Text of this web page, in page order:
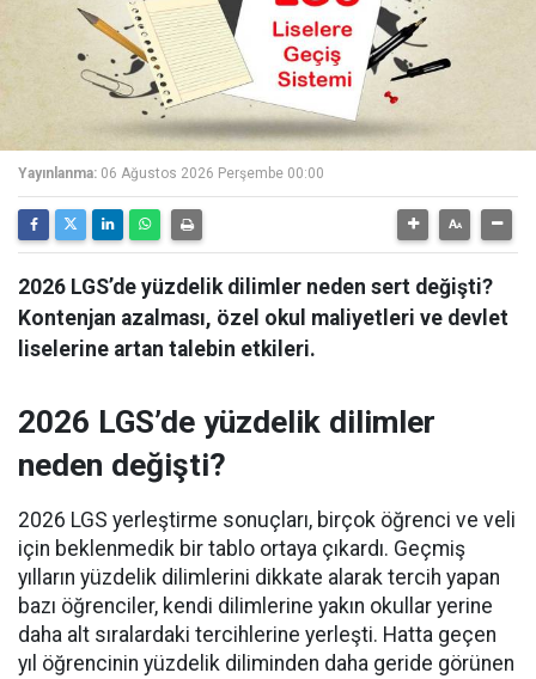
Yayınlanma: 06 Ağustos 2026 Perşembe 00:00
2026 LGS’de yüzdelik dilimler neden sert değişti?
Kontenjan azalması, özel okul maliyetleri ve devlet
liselerine artan talebin etkileri.
2026 LGS’de yüzdelik dilimler
neden değişti?
2026 LGS yerleştirme sonuçları, birçok öğrenci ve veli
için beklenmedik bir tablo ortaya çıkardı. Geçmiş
yılların yüzdelik dilimlerini dikkate alarak tercih yapan
bazı öğrenciler, kendi dilimlerine yakın okullar yerine
daha alt sıralardaki tercihlerine yerleşti. Hatta geçen
yıl öğrencinin yüzdelik diliminden daha geride görünen